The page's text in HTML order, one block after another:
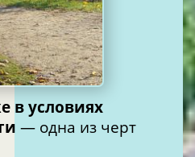
в условиях
— одна из черт